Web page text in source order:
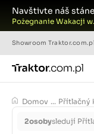
Navštivte náš
Pożegnanie Wakacji
Showroom Traktor.com.pl
Domov ... Přítlačný
2osobysledují